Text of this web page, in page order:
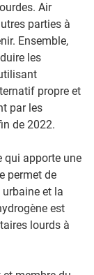
Air
parties à
Ensemble,
les
propre et
par les
de 2022.
qui apporte une
permet de
et la
est
lourds à